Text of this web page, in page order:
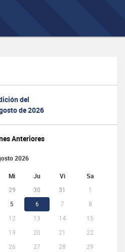
del
de 2026
Anteriores
2026
Mi Ju Vi Sa
29 30 31
1
5 6 7
8
12 13 14
15
19 20 21
22
26 27 28
29